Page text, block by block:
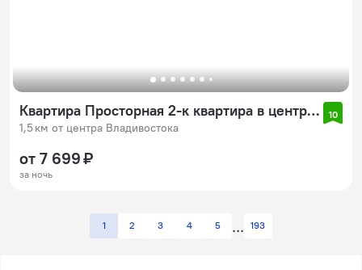
Квартира Просторная 2-к квартира в центре Владивостока
1,5 км от центра Владивостока
10
от 7 699 ₽
за ночь
1 2 3 4 5 193